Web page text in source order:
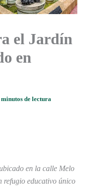
el Jardín
en
minutos de lectura
en la calle Melo
refugio educativo único